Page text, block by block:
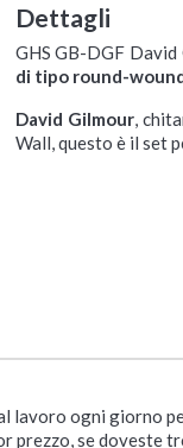
Dettagli
GHS GB-DGF
di tipo round-
David Gilmour,
Wall, questo è il set
lavoro ogni giorno
prezzo, se doveste